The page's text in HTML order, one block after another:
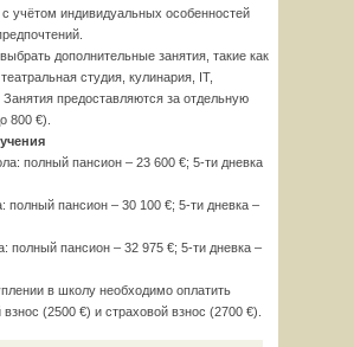
с учётом индивидуальных особенностей
дополнительные занятия, такие как
студия, кулинария, IT,
Занятия предоставляются за отдельную
800 €).
полный пансион – 23 600 €; 5-ти дневка
полный пансион – 30 100 €; 5-ти дневка –
полный пансион – 32 975 €; 5-ти дневка –
в школу необходимо оплатить
(2500 €) и страховой взнос (2700 €).